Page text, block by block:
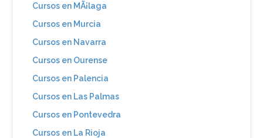
Cursos en MÃ¡laga
Cursos en Murcia
Cursos en Navarra
Cursos en Ourense
Cursos en Palencia
Cursos en Las Palmas
Cursos en Pontevedra
Cursos en La Rioja